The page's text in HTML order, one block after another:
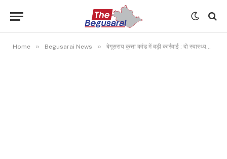
Home » Begusarai News » बेगूसराय कुत्ता कांड में बड़ी कार्रवाई : दो स्वास्थ्यकर्मी निलंबित, कचरे में फेंक दिया था कटा हुआ पैर…